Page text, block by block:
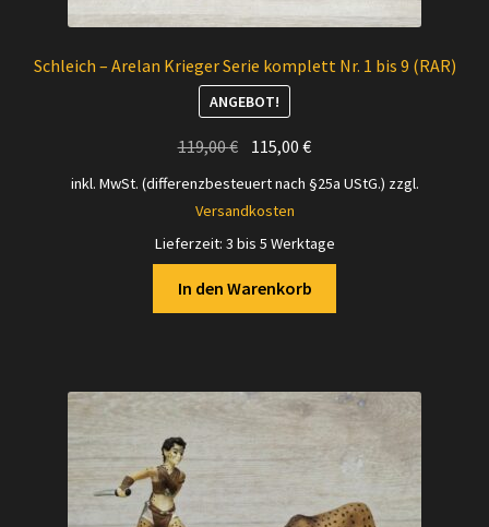
Schleich – Arelan Krieger Serie komplett Nr. 1 bis 9 (RAR)
ANGEBOT!
119,00€ Ursprünglicher
115,00€Aktueller
inkl. MwSt. (differenzbesteuert nach §25a UStG.) zzgl.
Versandkosten
Lieferzeit: 3 bis 5 Werktage
In den Warenkorb